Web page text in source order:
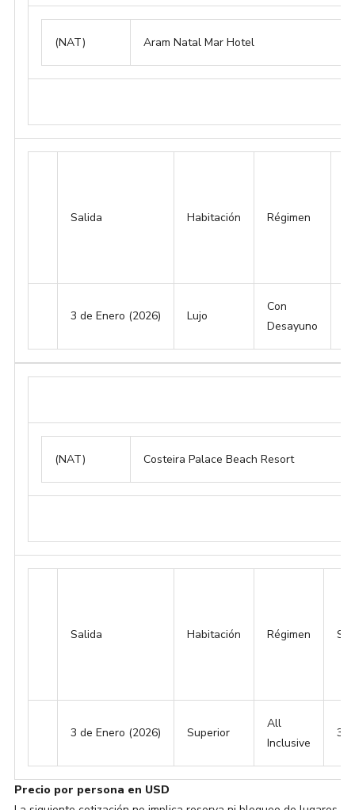
(NAT) Aram Natal Mar Hotel
Salida Habitación Régimen
3 de Enero (2026) Lujo
Con
Desayuno
(NAT) Costeira Palace Beach Resort
Salida Habitación Régimen
3 de Enero (2026) Superior
All
Inclusive
Precio por persona en USD